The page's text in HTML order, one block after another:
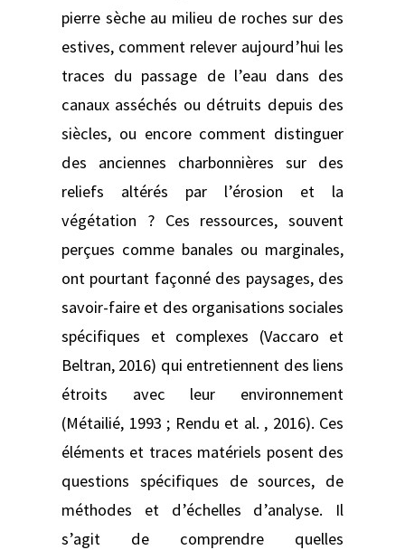
pierre sèche au milieu de roches sur des
estives, comment relever aujourd’hui les
traces du passage de l’eau dans des
canaux asséchés ou détruits depuis des
siècles, ou encore comment distinguer
des anciennes charbonnières sur des
reliefs altérés par l’érosion et la
végétation ? Ces ressources, souvent
perçues comme banales ou marginales,
ont pourtant façonné des paysages, des
savoir-faire et des organisations sociales
spécifiques et complexes (Vaccaro et
Beltran, 2016) qui entretiennent des liens
étroits avec leur environnement
(Métailié, 1993 ; Rendu et al. , 2016). Ces
éléments et traces matériels posent des
questions spécifiques de sources, de
méthodes et d’échelles d’analyse. Il
s’agit de comprendre quelles